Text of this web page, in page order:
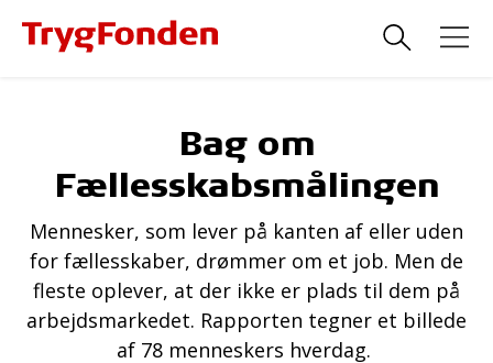
Bag om
Fællesskabsmålingen
Mennesker, som lever på kanten af eller uden
for fællesskaber, drømmer om et job. Men de
fleste oplever, at der ikke er plads til dem på
arbejdsmarkedet. Rapporten tegner et billede
af 78 menneskers hverdag.